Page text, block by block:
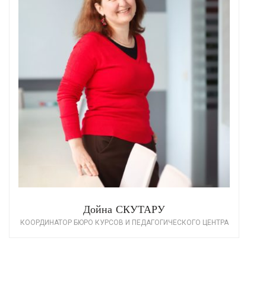
Дойна СКУТАРУ
КООРДИНАТОР БЮРО КУРСОВ И ПЕДАГОГИЧЕСКОГО ЦЕНТРА